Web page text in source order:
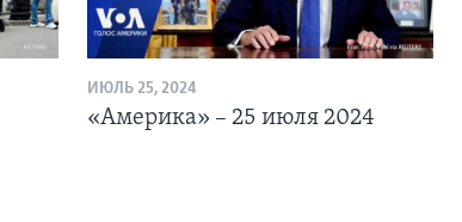
ИЮЛЬ 25, 2024
«Америка» – 25 июля 2024